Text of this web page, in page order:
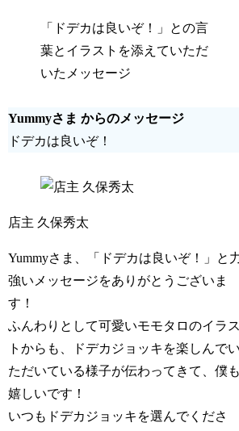
「ドデカは良いぞ！」との言
葉とイラストを添えていただ
いたメッセージ
Yummyさま からのメッセージ
ドデカは良いぞ！
店主 久保秀太
Yummyさま、「ドデカは良いぞ！」と
強いメッセージをありがとうございま
す！
ふんわりとして可愛いモモタロのイラス
トからも、ドデカジョッキを楽しんでい
ただいている様子が伝わってきて、僕も
嬉しいです！
いつもドデカジョッキを選んでくださ